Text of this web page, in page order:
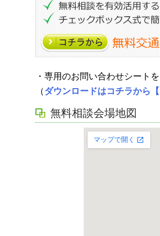
・専用のお問い合わせシート
（ ダウンロードはコチラから
無料相談会場地図